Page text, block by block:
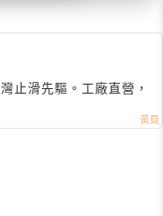
止滑先驅。工廠直營，